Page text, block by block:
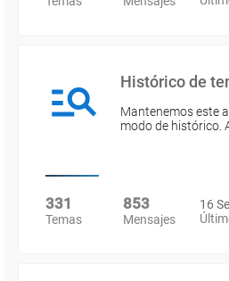
Histórico de
Mantenemos este
modo de histórico.
331
Temas
853
Mensajes
16